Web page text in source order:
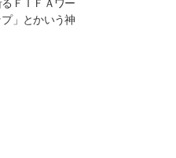
ＦＩＦＡワー
」とかいう神